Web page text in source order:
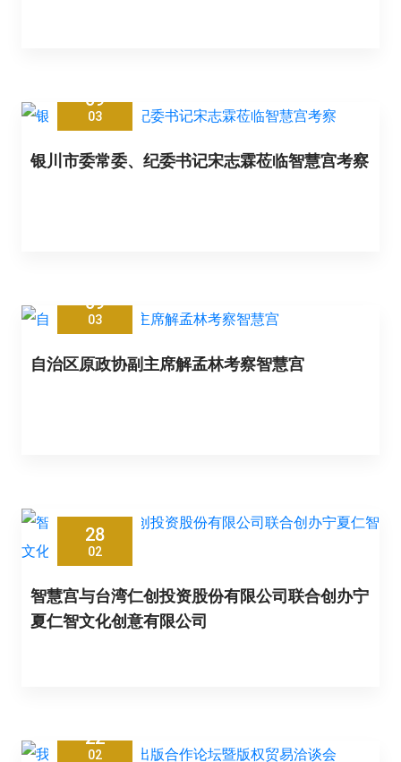
09
03
银川市委常委、纪委书记宋志霖莅临智慧宫考察
09
03
自治区原政协副主席解孟林考察智慧宫
28
02
智慧宫与台湾仁创投资股份有限公司联合创办宁
夏仁智文化创意有限公司
22
02